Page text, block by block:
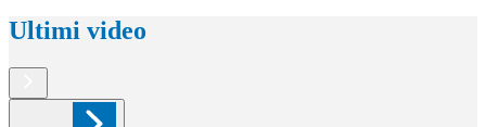
Ultimi video